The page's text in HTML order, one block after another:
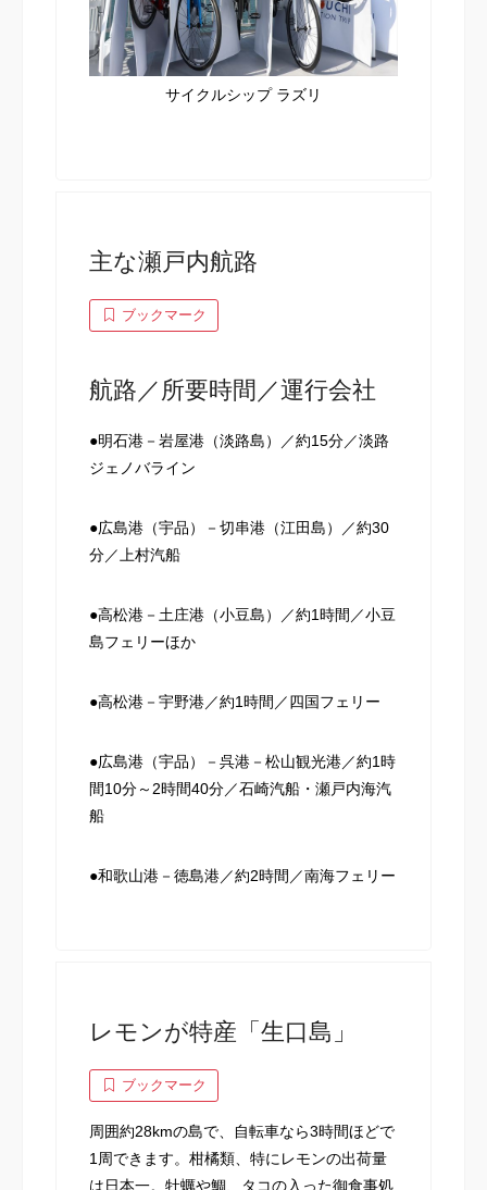
サイクルシップ ラズリ
主な瀬戸内航路
ブックマーク
航路／所要時間／運行会社
●明石港－岩屋港（淡路島）／約15分／淡路
ジェノバライン
●広島港（宇品）－切串港（江田島）／約30
分／上村汽船
●高松港－土庄港（小豆島）／約1時間／小豆
島フェリーほか
●高松港－宇野港／約1時間／四国フェリー
●広島港（宇品）－呉港－松山観光港／約1時
間10分～2時間40分／石崎汽船・瀬戸内海汽
船
●和歌山港－徳島港／約2時間／南海フェリー
レモンが特産「生口島」
ブックマーク
周囲約28kmの島で、自転車なら3時間ほどで
1周できます。柑橘類、特にレモンの出荷量
は日本一。牡蠣や鯛、タコの入った御食事処